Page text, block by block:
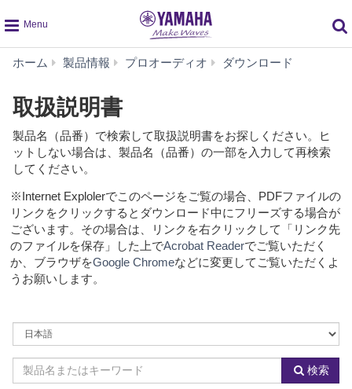
global
navigation
ホーム 製品情報 プロオーディオ ダウンロード
取扱説明書
製品名（品番）で検索して取扱説明書をお探しください。ヒ
ットしない場合は、製品名（品番）の一部を入力して再検索
してください。
※Internet Explolerでこのページをご覧の場合、PDFファイルの
リンクをクリックするとダウンロード中にフリーズする場合が
ございます。その場合は、リンクを右クリックして「リンク先
のファイルを保存」した上でAcrobat Readerでご覧いただく
か、ブラウザをGoogle Chromeなどに変更してご覧いただくよ
うお願いします。
By
Language
By
Product
Model
Name
検索